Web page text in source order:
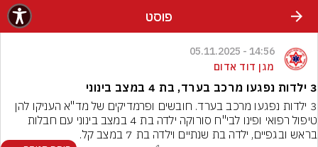
פוסט
14:56 - 05.11.2025
מגן דוד אדום
3 ילדות נפגעו מרכב בערד, בת 4 במצב בינוני
בראש ובגפיים, ילדה בת שנתיים וילדה בת 7 במצב קל.